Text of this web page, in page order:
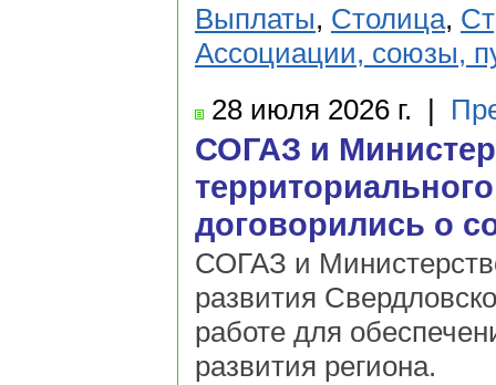
Выплаты, Столица,
Ассоциации, союзы,
28 июля 2026 г. |
СОГАЗ и
договорились о
СОГАЗ и
развития
работе для
развития региона.